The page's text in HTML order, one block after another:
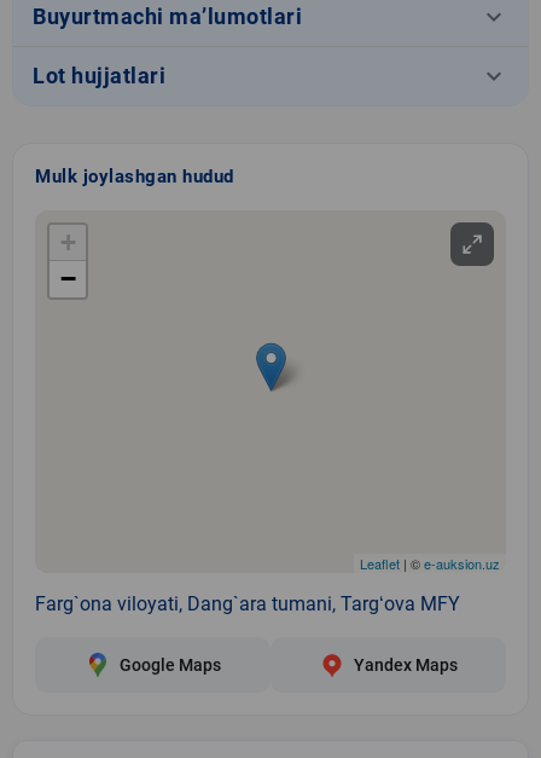
Buyurtmachi ma’lumotlari keyboard_arrow_down
Lot hujjatlari keyboard_arrow_down
Mulk joylashgan hudud
+
−
Leaflet | ©e-auksion.uz
Farg`ona viloyati, Dang`ara tumani, Targʻova MFY
Google Maps Yandex Maps